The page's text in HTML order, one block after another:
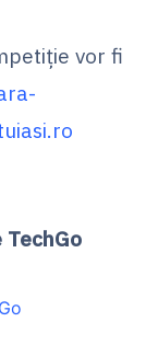
vor fi